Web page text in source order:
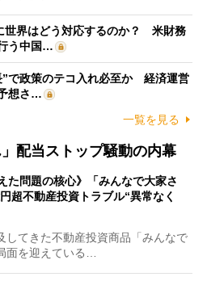
世界はどう対応するのか？ 米財務
う中国…
”で政策のテコ入れ必至か 経済運営
想さ…
一覧を見る
」配当ストップ騒動の内幕
た問題の核心》「みんなで大家さ
超不動産投資トラブル“異常なく
てきた不動産投資商品「みんなで
面を迎えている…